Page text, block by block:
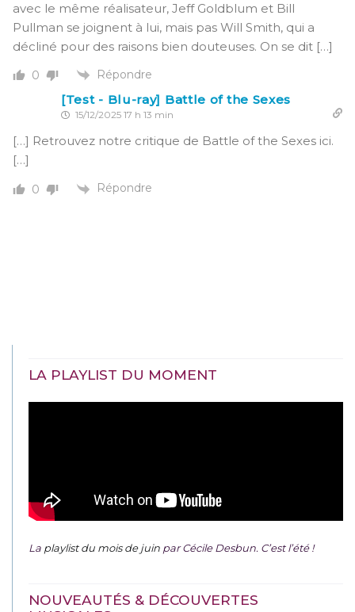
avec le même réalisateur, Jeff Goldblum et Bill
Pullman se joignent à lui, mais pas Will Smith, qui a
décliné pour des raisons bien douteuses. On se dit […]
0 Répondre
[Test - Blu-ray] Battle of the Sexes
15/12/2025 17 h 13 min
[…] Retrouvez notre critique de Battle of the Sexes ici.
[…]
0 Répondre
LA PLAYLIST DU MOMENT
La playlist du mois de juin par Cécile Desbun. C’est l’été !
NOUVEAUTÉS & DÉCOUVERTES